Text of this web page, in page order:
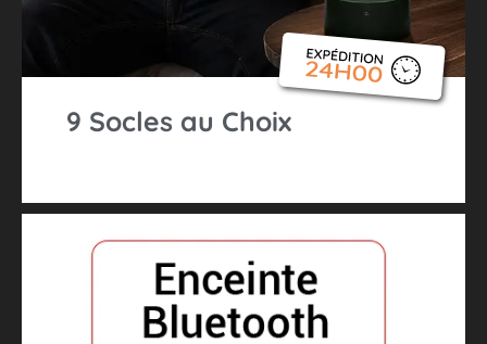
9 Socles au Choix